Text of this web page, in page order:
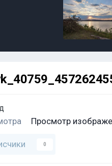
Просмотр
0